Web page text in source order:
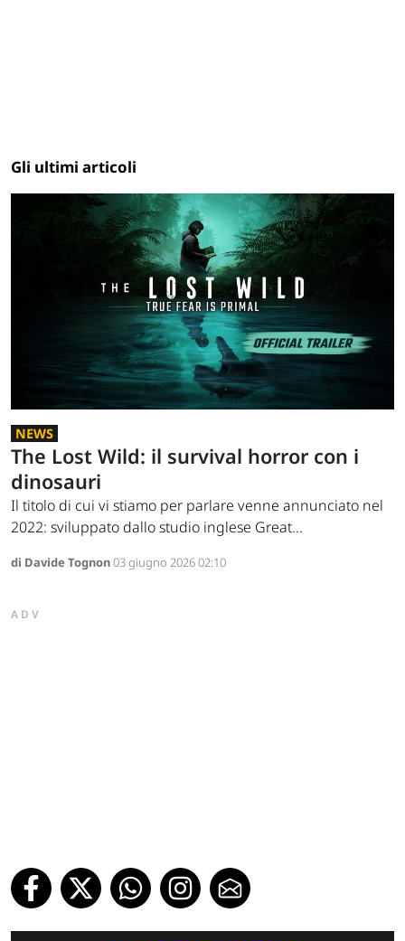
Gli ultimi articoli
NEWS
The Lost Wild: il survival horror con i
dinosauri
Il titolo di cui vi stiamo per parlare venne annunciato nel
2022: sviluppato dallo studio inglese Great...
di Davide Tognon03 giugno 2026 02:10
ADV